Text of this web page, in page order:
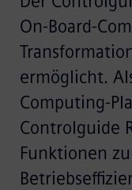
On-Board-
ermöglicht.
Computing-
Controlguide
Funktionen